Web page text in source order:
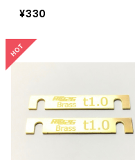
(4個入り) KN-HTBSS17
¥330